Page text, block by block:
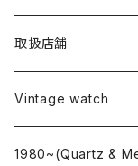
取扱店舗
L o'clock
"delve"
Vintage watch
海外ブランド
1980~(Quartz &